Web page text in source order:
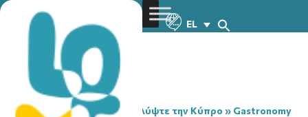
EL
You are here:Home» Ανακαλύψτε την Κύπρο » Gastronomy